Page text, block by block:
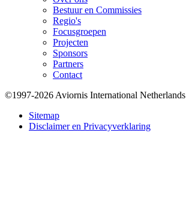
Bestuur en Commissies
Regio's
Focusgroepen
Projecten
Sponsors
Partners
Contact
Bottom
©1997-2026 Aviornis International Netherlands
Sitemap
Disclaimer en Privacyverklaring